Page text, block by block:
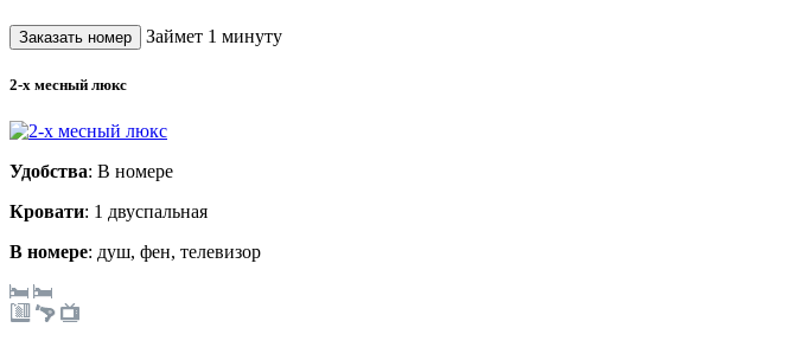
Займет 1 минуту
2-х месный люкс
Удобства: В номере
Кровати: 1 двуспальная
В номере: душ, фен, телевизор